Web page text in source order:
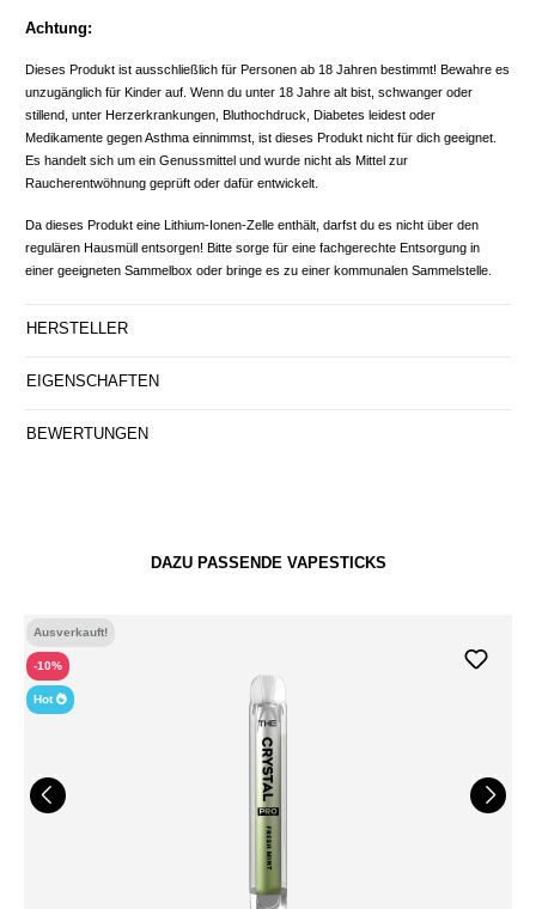
Achtung:
Dieses Produkt ist ausschließlich für Personen ab 18 Jahren bestimmt! Bewahre es
unzugänglich für Kinder auf. Wenn du unter 18 Jahre alt bist, schwanger oder
stillend, unter Herzerkrankungen, Bluthochdruck, Diabetes leidest oder
Medikamente gegen Asthma einnimmst, ist dieses Produkt nicht für dich geeignet.
Es handelt sich um ein Genussmittel und wurde nicht als Mittel zur
Raucherentwöhnung geprüft oder dafür entwickelt.
Da dieses Produkt eine Lithium-Ionen-Zelle enthält, darfst du es nicht über den
regulären Hausmüll entsorgen! Bitte sorge für eine fachgerechte Entsorgung in
einer geeigneten Sammelbox oder bringe es zu einer kommunalen Sammelstelle.
HERSTELLER
EIGENSCHAFTEN
BEWERTUNGEN
DAZU PASSENDE VAPESTICKS
Ausverkauft!
-10%
Hot